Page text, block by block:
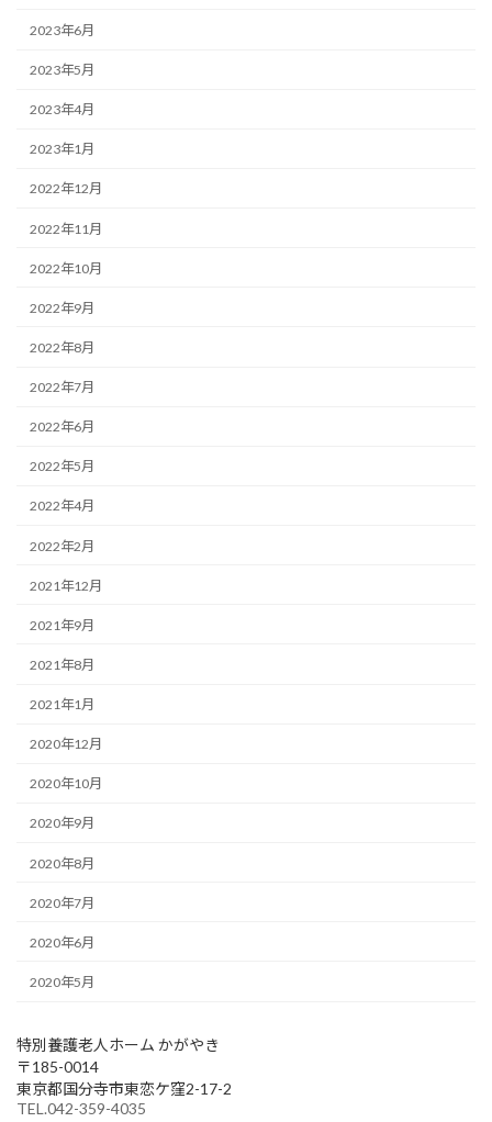
2023年6月
2023年5月
2023年4月
2023年1月
2022年12月
2022年11月
2022年10月
2022年9月
2022年8月
2022年7月
2022年6月
2022年5月
2022年4月
2022年2月
2021年12月
2021年9月
2021年8月
2021年1月
2020年12月
2020年10月
2020年9月
2020年8月
2020年7月
2020年6月
2020年5月
特別養護老人ホーム かがやき
〒185-0014
東京都国分寺市東恋ケ窪2-17-2
TEL.042-359-4035